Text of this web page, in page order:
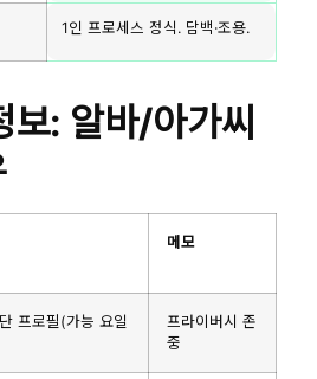
1인 프로세스 정식. 담백·조용.
보: 알바/아가씨
메모
프로필(가능 요일
프라이버시 존
중